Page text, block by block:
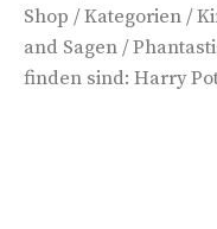
Shop /Kategorien/
and Sagen/
finden sind: Harry